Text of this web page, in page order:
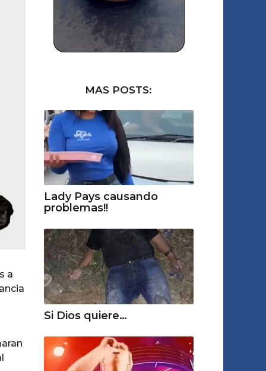
a
MAS POSTS:
Lady Pays causando
problemas!!
Si Dios quiere…